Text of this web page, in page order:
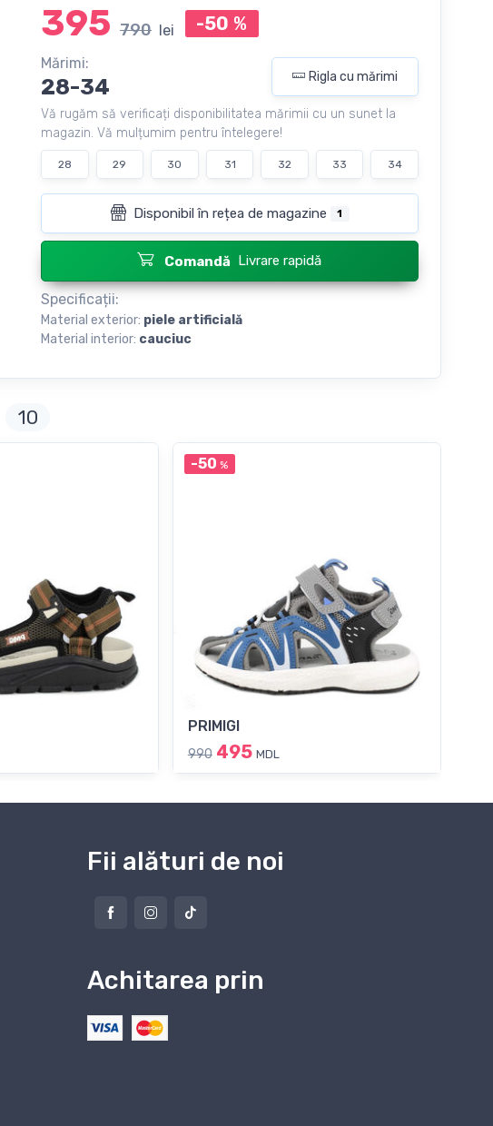
395 790 lei -50 %
Mărimi:
28-34 Rigla cu mărimi
Vă rugăm să verificați disponibilitatea mărimii cu un sunet la
magazin. Vă mulțumim pentru întelegere!
28 29 30 31 32 33 34
Disponibil în rețea de magazine 1
Comandă Livrare rapidă
Specificații:
Material exterior: piele artificială
Material interior: cauciuc
10
-50 %
PRIMIGI
990 495 MDL
Fii alături de noi
Achitarea prin